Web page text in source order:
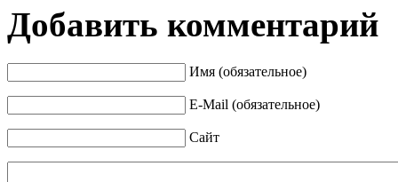
Добавить комментарий
Имя (обязательное)
E-Mail (обязательное)
Сайт